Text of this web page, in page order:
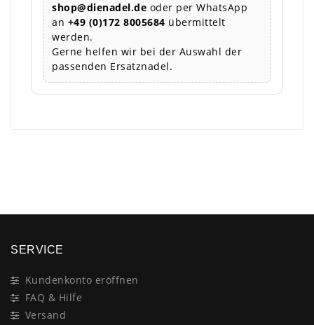
shop@dienadel.de oder per WhatsApp
an +49 (0)172 8005684 übermittelt
werden.
Gerne helfen wir bei der Auswahl der
passenden Ersatznadel.
SERVICE
Kundenkonto eröffnen
FAQ & Hilfe
Versand